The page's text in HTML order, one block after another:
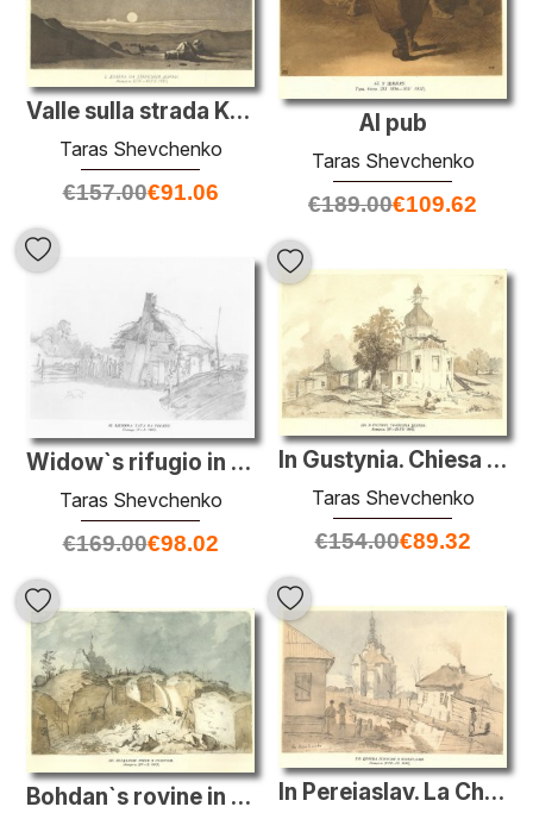
Al pub
Taras Shevchenko
€189.00€109.62
Valle sulla strada Khiva
Taras Shevchenko
€157.00€91.06
Widow`s rifugio in Ucraina
Taras Shevchenko
€169.00€98.02
In Gustynia. Chiesa Refettorio.
Taras Shevchenko
€154.00€89.32
In Pereiaslav. La Chiesa del Suffragio.
Bohdan`s rovine in Subotiv